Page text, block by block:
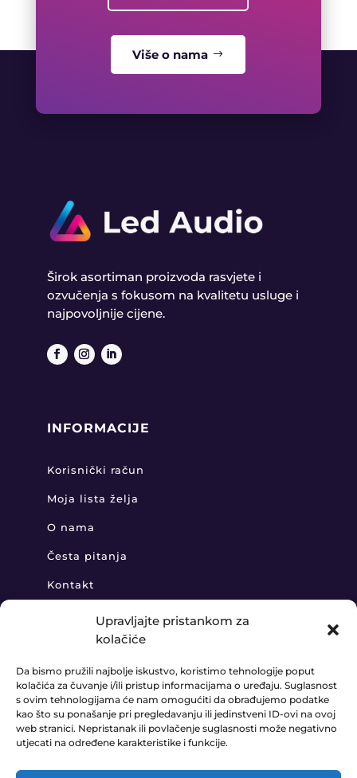
Upravljajte pristankom za
kolačiće
Da bismo pružili najbolje iskustvo, koristimo tehnologije poput
kolačića za čuvanje i/ili pristup informacijama o uređaju. Suglasnost
s ovim tehnologijama će nam omogućiti da obrađujemo podatke
kao što su ponašanje pri pregledavanju ili jedinstveni ID-ovi na ovoj
web stranici. Nepristanak ili povlačenje suglasnosti može negativno
utjecati na određene karakteristike i funkcije.
Više o nama
Širok asortiman proizvoda rasvjete i
ozvučenja s fokusom na kvalitetu usluge i
najpovoljnije cijene.
INFORMACIJE
Korisnički račun
Moja lista želja
O nama
Česta pitanja
Kontakt
 +385 91 888 6406
 prodaja@ledaudio.hr